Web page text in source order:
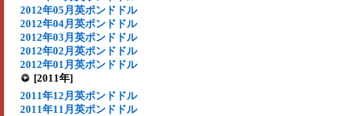
2012年05月英ポンドドル
2012年04月英ポンドドル
2012年03月英ポンドドル
2012年02月英ポンドドル
2012年01月英ポンドドル
[2011年]
2011年12月英ポンドドル
2011年11月英ポンドドル